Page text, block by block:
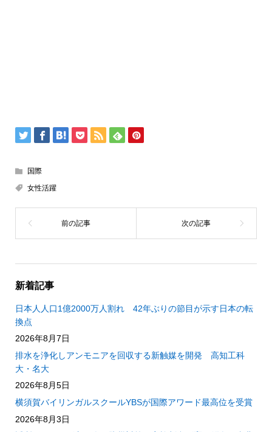
国際
女性活躍
新着記事
日本人人口1億2000万人割れ 42年ぶりの節目が示す日本の転
換点
2026年8月7日
排水を浄化しアンモニアを回収する新触媒を開発 高知工科
大・名大
2026年8月5日
横須賀バイリンガルスクールYBSが国際アワード最高位を受賞
2026年8月3日